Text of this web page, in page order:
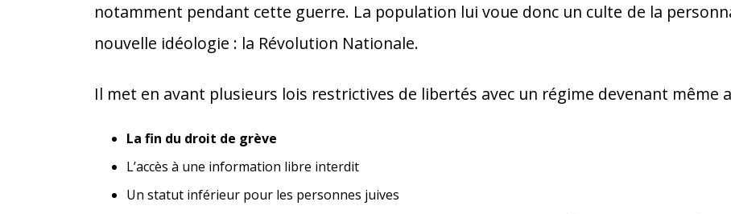
notamment pendant cette guerre. La population lui voue donc un culte de la
nouvelle idéologie : la Révolution Nationale.
Il met en avant plusieurs lois restrictives de libertés avec un régime devenant même
La fin du droit de grève
L’accès à une information libre interdit
Un statut inférieur pour les personnes juives